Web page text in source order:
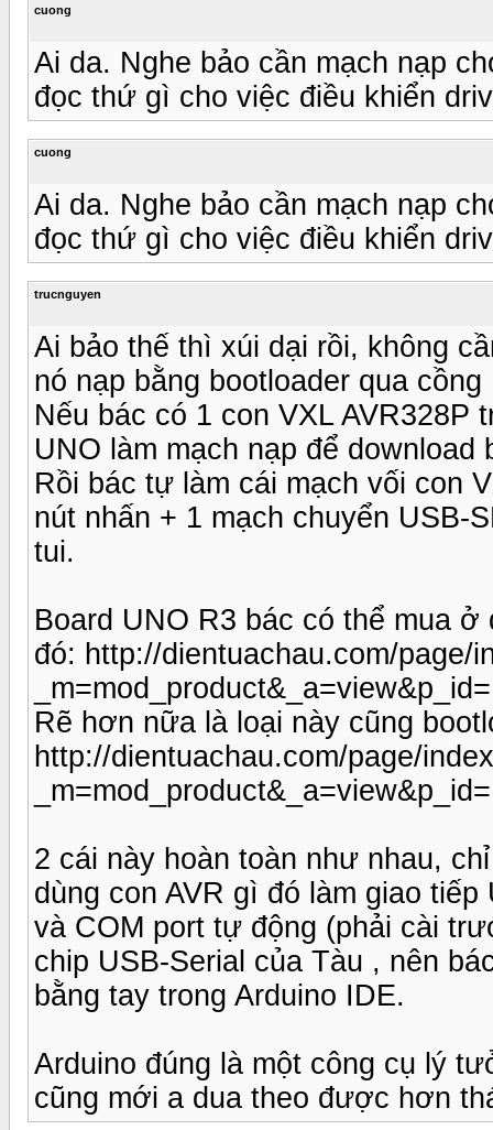
cuong
Ai da. Nghe bảo cần mạch nạp
đọc thứ gì cho việc điều khiển
cuong
Ai da. Nghe bảo cần mạch nạp
đọc thứ gì cho việc điều khiển
trucnguyen
Ai bảo thế thì xúi dại rồi, không
nó nạp bằng bootloader qua
Nếu bác có 1 con VXL AVR328P
UNO làm mạch nạp để
Rồi bác tự làm cái mạch vối con
nút nhấn + 1 mạch chuyển USB-
tui.
Board UNO R3 bác có thể mua
đó: http://dientuachau.com/page/
Rẽ hơn nữa là loại này cũng
http://dientuachau.com/page/
2 cái này hoàn toàn như nhau,
dùng con AVR gì đó làm giao
và COM port tự động (phải cài
chip USB-Serial của Tàu , nên
bằng tay trong Arduino IDE.
Arduino đúng là một công cụ lý
cũng mới a dua theo được hơn